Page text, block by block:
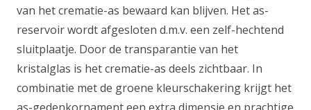
van het crematie-as bewaard kan blijven. Het as-
reservoir wordt afgesloten d.m.v. een zelf-hechtend
sluitplaatje. Door de transparantie van het
kristalglas is het crematie-as deels zichtbaar. In
combinatie met de groene kleurschakering krijgt het